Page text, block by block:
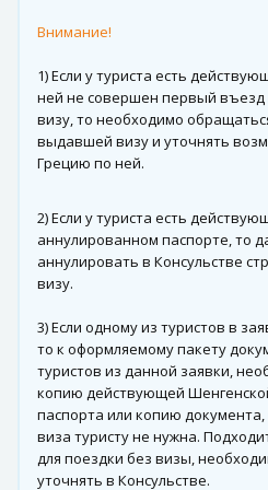
Внимание!
1) Если у туриста есть
ней не совершен первый
визу, то необходимо
выдавшей визу и уточнять
Грецию по ней.
2) Если у туриста есть
аннулированном паспорте, то
аннулировать в Консульстве
визу.
3) Если одному из туристов в
то к оформляемому пакету
туристов из данной заявки,
копию действующей
паспорта или копию
виза туристу не нужна.
для поездки без визы,
уточнять в Консульстве.